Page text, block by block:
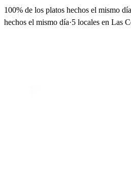
100% de los platos hechos el mismo día
hechos el mismo día·5 locales en Las